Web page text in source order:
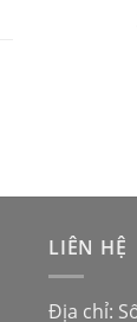
LIÊN HỆ
Địa chỉ: